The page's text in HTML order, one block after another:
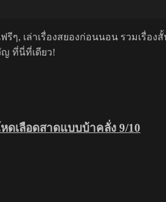
รีๆ, เล่าเรื่องสยองก่อนนอน รวมเ
ญ ที่นี่ที่เดียว!
ดเลือดสาดแบบบ้าคลั่ง 9/10